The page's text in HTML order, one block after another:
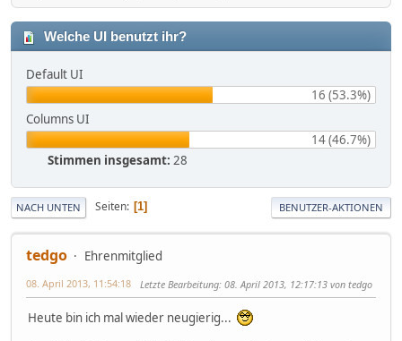
Welche UI benutzt ihr?
Default UI
16 (53.3%)
Columns UI
14 (46.7%)
Stimmen insgesamt: 28
NACH UNTEN Seiten 1 BENUTZER-AKTIONEN
tedgo Ehrenmitglied
08. April 2013, 11:54:18 Letzte Bearbeitung: 08. April 2013, 12:17:13 von tedgo
Heute bin ich mal wieder neugierig...